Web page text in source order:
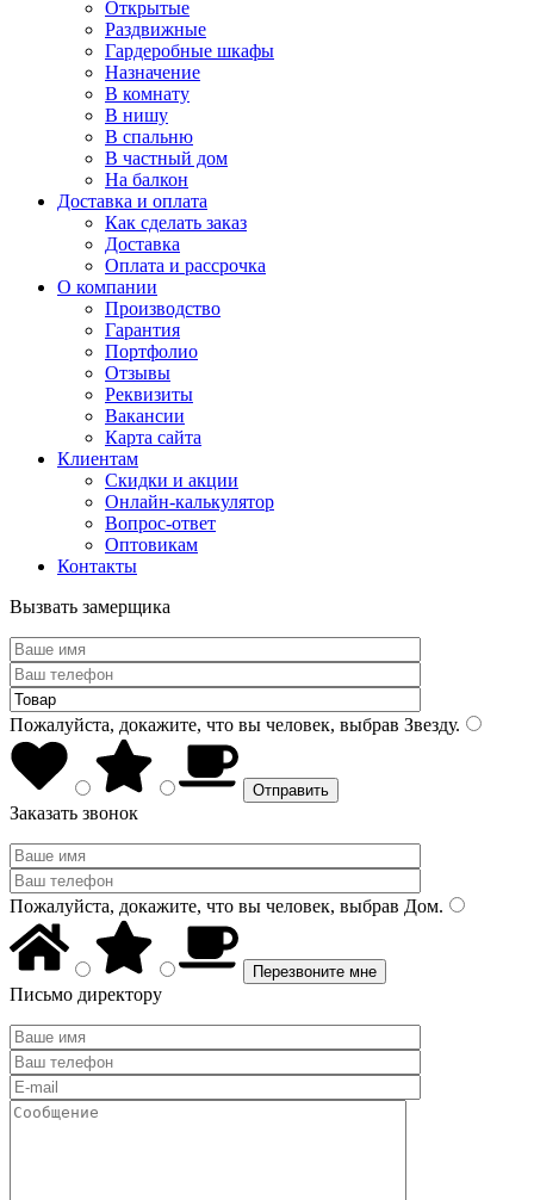
Открытые
Раздвижные
Гардеробные шкафы
Назначение
В комнату
В нишу
В спальню
В частный дом
На балкон
Доставка и оплата
Как сделать заказ
Доставка
Оплата и рассрочка
О компании
Производство
Гарантия
Портфолио
Отзывы
Реквизиты
Вакансии
Карта сайта
Клиентам
Скидки и акции
Онлайн-калькулятор
Вопрос-ответ
Оптовикам
Контакты
Вызвать замерщика
Пожалуйста, докажите, что вы человек, выбрав Звезду.
Заказать звонок
Пожалуйста, докажите, что вы человек, выбрав Дом.
Письмо директору